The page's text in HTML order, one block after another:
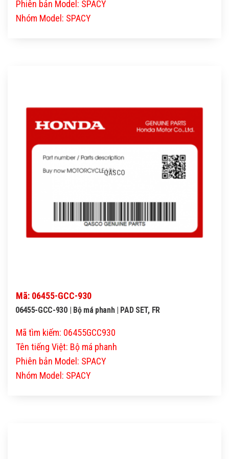
Phiên bản Model: SPACY
Nhóm Model: SPACY
QASCO
Mã: 06455-GCC-930
06455-GCC-930 | Bộ má phanh | PAD SET, FR
Mã tìm kiếm: 06455GCC930
Tên tiếng Việt: Bộ má phanh
Phiên bản Model: SPACY
Nhóm Model: SPACY